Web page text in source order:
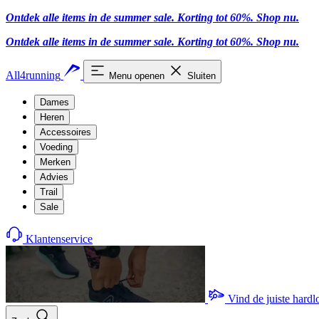
Ontdek alle items in de summer sale. Korting tot 60%. Shop nu.
Ontdek alle items in de summer sale. Korting tot 60%. Shop nu.
All4running Menu openen Sluiten
Dames
Heren
Accessoires
Voeding
Merken
Advies
Trail
Sale
Klantenservice
Vind de juiste